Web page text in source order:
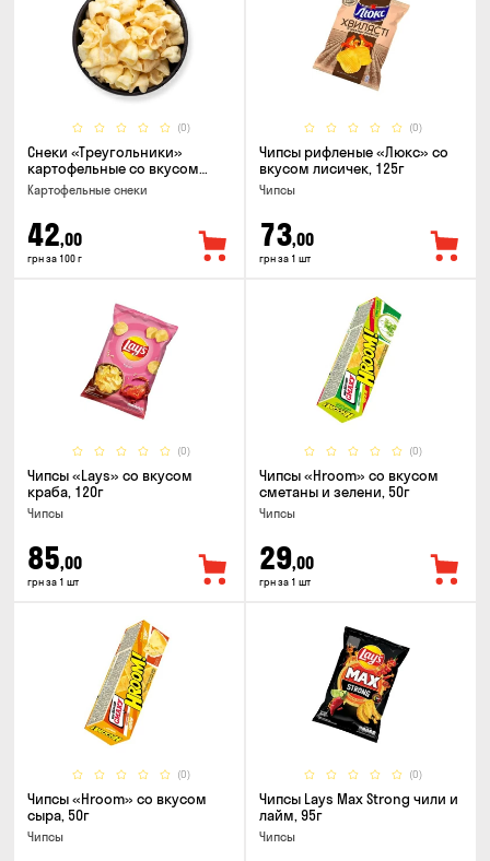
(0)
Снеки «Треугольники»
картофельные со вкусом
сметаны с луком
Картофельные снеки
42,00
грн за 100 г
(0)
Чипсы рифленые «Люкс» со
вкусом лисичек, 125г
Чипсы
73,00
грн за 1 шт
(0)
Чипсы «Lays» со вкусом
краба, 120г
Чипсы
85,00
грн за 1 шт
(0)
Чипсы «Hroom» со вкусом
сметаны и зелени, 50г
Чипсы
29,00
грн за 1 шт
(0)
Чипсы «Hroom» со вкусом
сыра, 50г
Чипсы
(0)
Чипсы Lays Max Strong чили и
лайм, 95г
Чипсы